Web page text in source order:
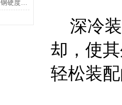
深冷处理对W6Mo5Cr4V2高速钢硬度和冲击性能的影响
深冷装
却，使
轻松装